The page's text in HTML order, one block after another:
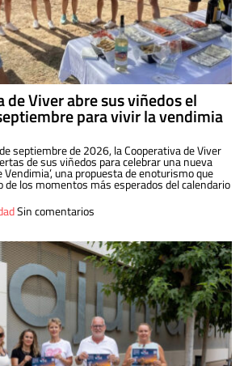
de Viver abre sus viñedos el
para vivir la vendimia
septiembre de 2026, la Cooperativa de Viver
de sus viñedos para celebrar una nueva
Vendimia’, una propuesta de enoturismo que
de los momentos más esperados del calendario
Sin comentarios